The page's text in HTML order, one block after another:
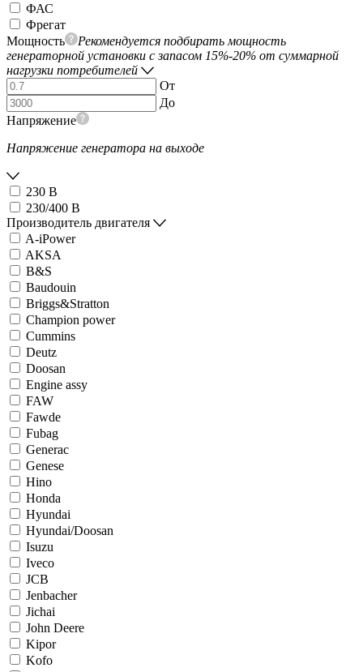
ФАС
Фрегат
Мощность
Рекомендуется подбирать мощность
генераторной установки с запасом 15%-20% от суммарной
нагрузки потребителей
От
До
Напряжение
Напряжение генератора на выходе
230 В
230/400 В
Производитель двигателя
A-iPower
AKSA
B&S
Baudouin
Briggs&Stratton
Champion power
Cummins
Deutz
Doosan
Engine assy
FAW
Fawde
Fubag
Generac
Genese
Hino
Honda
Hyundai
Hyundai/Doosan
Isuzu
Iveco
JCB
Jenbacher
Jichai
John Deere
Kipor
Kofo